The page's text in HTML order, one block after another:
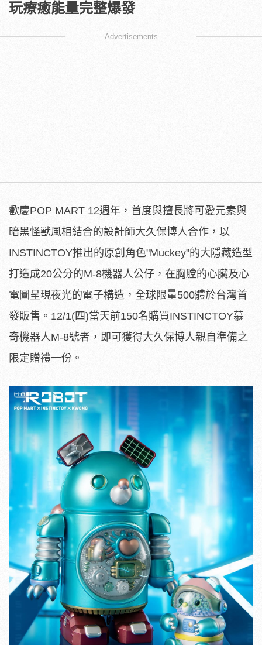
玩療癒能量完整爆發
Advertisements
歡慶POP MART 12週年，首度與擅長將可愛元素與
暗黑怪獸風相結合的設計師大久保博人合作，以
INSTINCTOY推出的原創角色"Muckey"的大隱藏造型
打造成20公分的M-8機器人公仔，在胸膛的心臟及心
電圖呈現夜光的電子構造，全球限量500體於台灣首
發販售。12/1(四)當天前150名購買INSTINCTOY慕
奇機器人M-8號者，即可獲得大久保博人親自準備之
限定贈禮一份。